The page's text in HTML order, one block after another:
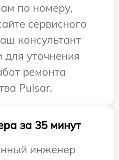
по номеру,
сервисного
консультант
для уточнения
ремонта
Pulsar.
за 35 минут
инженер